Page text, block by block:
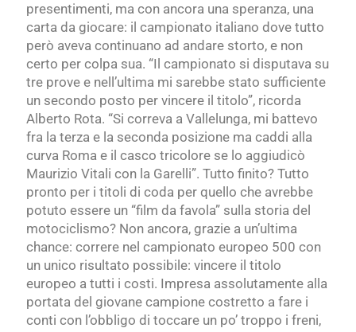
presentimenti, ma con ancora una speranza, una
carta da giocare: il campionato italiano dove tutto
però aveva continuano ad andare storto, e non
certo per colpa sua. “Il campionato si disputava su
tre prove e nell’ultima mi sarebbe stato sufficiente
un secondo posto per vincere il titolo”, ricorda
Alberto Rota. “Si correva a Vallelunga, mi battevo
fra la terza e la seconda posizione ma caddi alla
curva Roma e il casco tricolore se lo aggiudicò
Maurizio Vitali con la Garelli”. Tutto finito? Tutto
pronto per i titoli di coda per quello che avrebbe
potuto essere un “film da favola” sulla storia del
motociclismo? Non ancora, grazie a un’ultima
chance: correre nel campionato europeo 500 con
un unico risultato possibile: vincere il titolo
europeo a tutti i costi. Impresa assolutamente alla
portata del giovane campione costretto a fare i
conti con l’obbligo di toccare un po’ troppo i freni,